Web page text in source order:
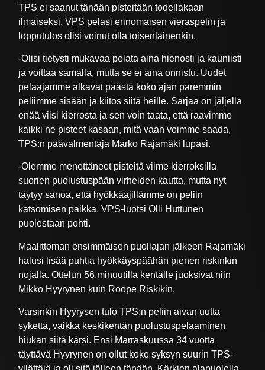
TPS ei saanut tänään pisteitään todellakaan
ilmaiseksi. VPS pelasi erinomaisen vieraspelin ja
lopputulos olisi voinut olla toisenlainenkin.
-Olisi tietysti mukavaa pelata aina hienosti ja kauniisti
ja voittaa samalla, mutta se ei aina onnistu. Uudet
pelaajamme alkavat päästä koko ajan paremmin
peliimme sisään ja kiitos siitä heille. Sarjaa on jäljellä
enää viisi kierrosta ja sen voin taata, että raavimme
kaikki ne pisteet kasaan, mitä vaan voimme saada,
TPS:n päävalmentaja Marko Rajamäki lupasi.
-Olemme menettäneet pisteitä viime kierroksilla
suorien puolustuspään virheiden kautta, mutta nyt
täytyy sanoa, että hyökkääjillämme on peliin
katsomisen paikka, VPS-luotsi Olli Huttunen
puolestaan pohti.
Maalittoman ensimmäisen puoliajan jälkeen Rajamäki
halusi lisää puhtia hyökkäyspäähän pienen riskinkin
nojalla. Ottelun 56.minuutilla kentälle juoksivat niin
Mikko Hyyrynen kuin Roope Riskikin.
Varsinkin Hyyrysen tulo TPS:n peliin aivan uutta
sykettä, vaikka keskikentän puolustuspelaaminen
hiukan siitä kärsi. Ensi Marraskuussa 34 vuotta
täyttävä Hyyrynen on ollut koko syksyn suurin TPS-